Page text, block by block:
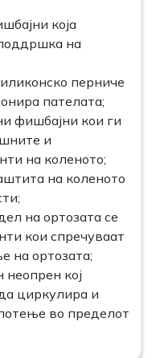
која
на
перниче
пателата;
фишбајни кои ги
и
на коленото;
на коленото
на ортозата се
кои спречуваат
на ортозата;
неопрен кој
циркулира и
во пределот